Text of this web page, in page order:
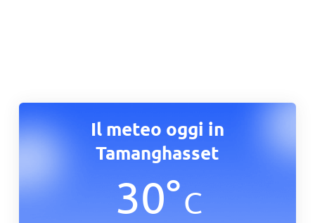
Il meteo oggi in
Tamanghasset
30°C